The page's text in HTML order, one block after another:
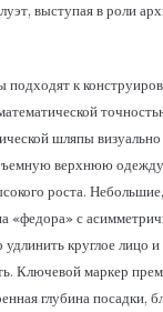
выступая в роли
подходят к
шляпы визуально
верхнюю
роста.
«федора» с
круглое лицо
Ключевой маркер
глубина посадки,